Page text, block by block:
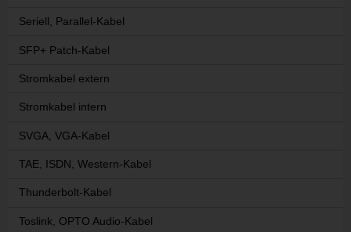
Seriell, Parallel-Kabel
SFP+ Patch-Kabel
Stromkabel extern
Stromkabel intern
SVGA, VGA-Kabel
TAE, ISDN, Western-Kabel
Thunderbolt-Kabel
Toslink, OPTO Audio-Kabel